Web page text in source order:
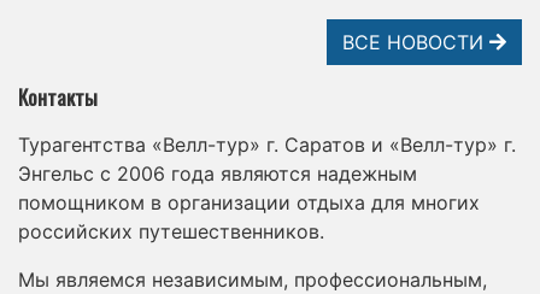
ВСЕ НОВОСТИ
Контакты
Турагентства «Велл-тур» г. Саратов и «Велл-тур» г.
Энгельс с 2006 года являются надежным
помощником в организации отдыха для многих
российских путешественников.
Мы являемся независимым, профессиональным,